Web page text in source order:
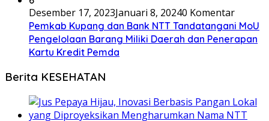
Desember 17, 2023Januari 8, 20240 Komentar
Pemkab Kupang dan Bank NTT Tandatangani MoU
Pengelolaan Barang Miliki Daerah dan Penerapan
Kartu Kredit Pemda
Berita KESEHATAN